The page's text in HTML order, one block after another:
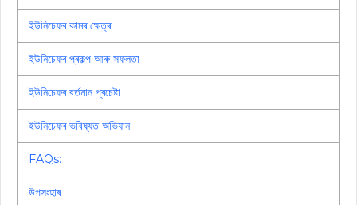
ইউনিচেফৰ কামৰ ক্ষেত্ৰ
ইউনিচেফৰ প্ৰকল্প আৰু সফলতা
ইউনিচেফৰ বর্তমান প্ৰচেষ্টা
ইউনিচেফৰ ভবিষ্যত অভিযান
FAQs:
উপসংহাৰ